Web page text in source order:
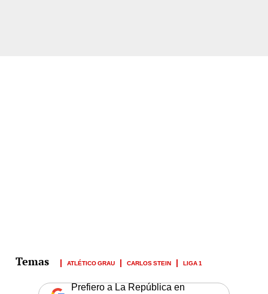
ATLÉTICO GRAU CARLOS STEIN LIGA 1
Prefiero a La República en